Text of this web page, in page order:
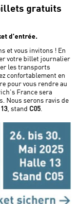
gratuits
d'entrée.
et vous invitons ! En
votre billet journalier
les transports
confortablement en
pour vous rendre au
France sera
Nous serons ravis de
, stand C05